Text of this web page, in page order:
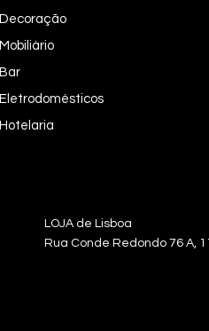
Decoração
Mobiliário
Bar
Eletrodomésticos
Hotelaria
LOJA de
Rua Conde Redondo 76